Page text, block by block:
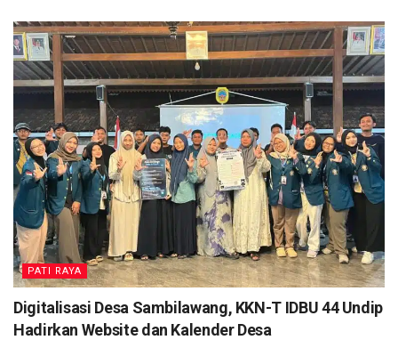
PATI RAYA
Digitalisasi Desa Sambilawang, KKN-T IDBU 44 Undip
Hadirkan Website dan Kalender Desa